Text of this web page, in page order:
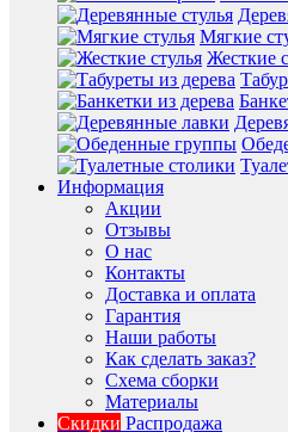
Мягкие
Жесткие
Информация
Акции
Отзывы
О нас
Контакты
Доставка и оплата
Гарантия
Наши работы
Как сделать заказ?
Схема сборки
Материалы
Скидки Распродажа